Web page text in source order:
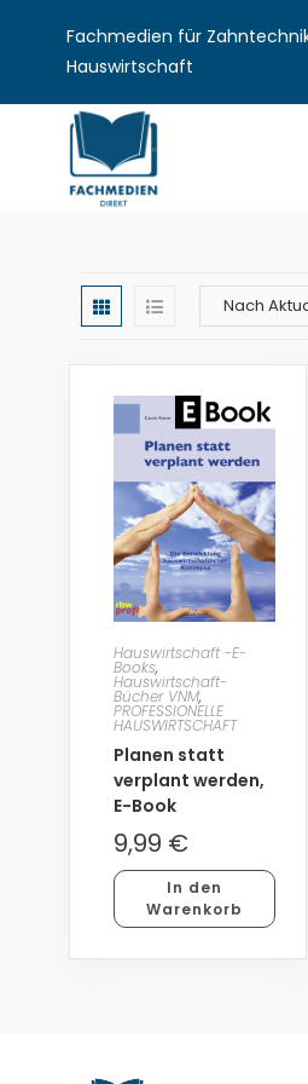
Fachmedien für
Hauswirtschaft
Hauswirtschaft -E-
Books,
Hauswirtschaft-
Bücher VNM,
PROFESSIONELLE
HAUSWIRTSCHAFT
Planen statt
verplant werden,
E-Book
9,99 €
In den
Warenkorb